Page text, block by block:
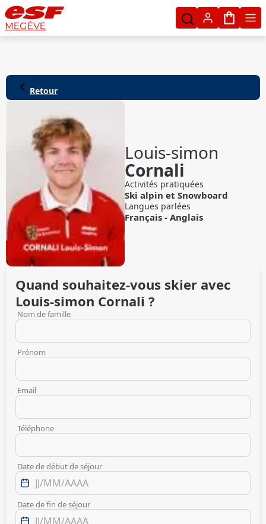
MEGÈVE Mon
Retour
Louis-simon
Cornali
Activités pratiquées
Ski alpin et Snowboard
Langues parlées
Français - Anglais
Quand souhaitez-vous skier avec
Louis-simon Cornali ?
Nom de famille
Prénom
Email
Téléphone
Date de début de séjour
Date de fin de séjour